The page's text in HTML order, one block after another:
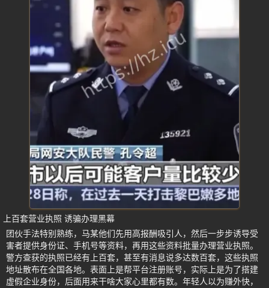
上百套营业执照 诱骗办理黑幕
团伙手法特别熟练，马某他们先用高报酬吸引人，然后一步步诱导受
害者提供身份证、手机号等资料，再用这些资料批量办理营业执照。
警方查获的执照已经有上百套，甚至有消息说多达数百套，这些执照
地址散布在全国各地。表面上是帮平台注册账号，实际上是为了搭建
虚假企业身份，后面用来干啥大家心里都有数。年轻人以为赚外快，